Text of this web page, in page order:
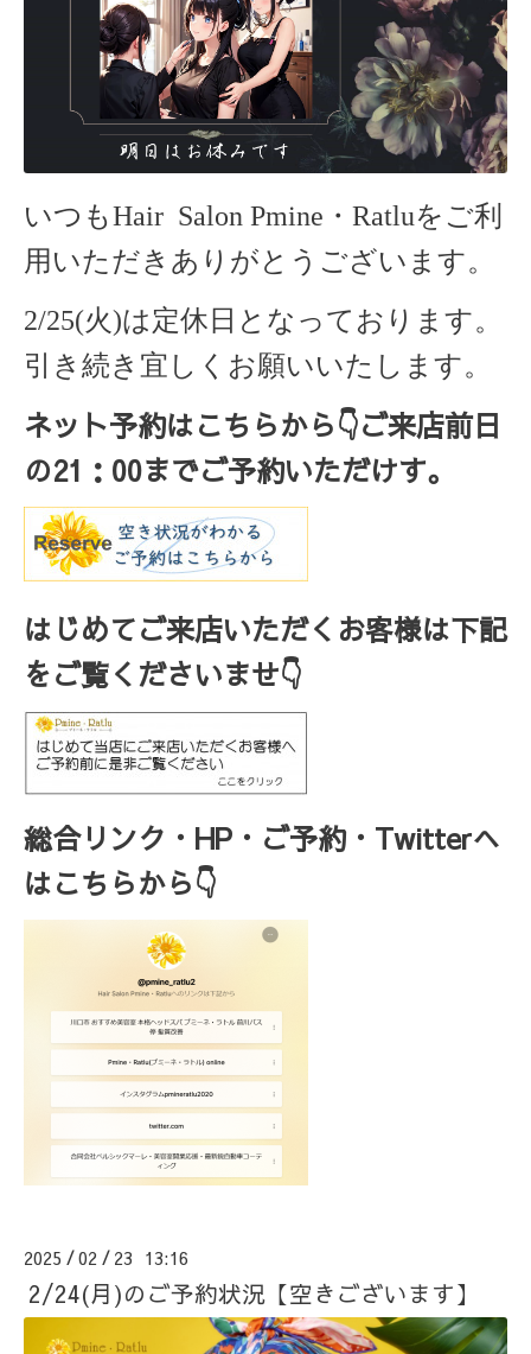
いつもHair Salon Pmine・Ratluをご利
用いただきありがとうございます。
2/25(火)は定休日となっております。
引き続き宜しくお願いいたします。
ネット予約はこちらから👇ご来店前日
の21 ： 00までご予約いただけす。
はじめてご来店いただくお客様は下記
をご覧くださいませ👇
総合リンク・HP・ご予約・Twitterへ
はこちらから👇
2025 /02 / 23 13:16
2/24(月)のご予約状況【空きございます】